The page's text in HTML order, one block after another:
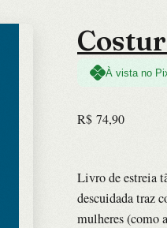
À vista no
R$ 74,90
Livro de estreia
descuidada traz
mulheres (como